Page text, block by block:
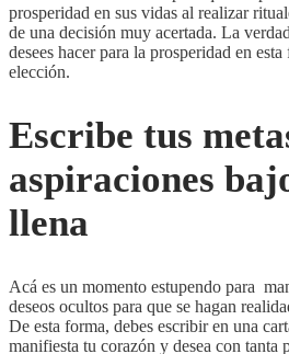
prosperidad en sus vidas al realizar
de una decisión muy acertada. La
desees hacer para la prosperidad en
elección.
Escribe tus
aspiraciones
llena
Acá es un momento estupendo para
deseos ocultos para que se hagan
De esta forma, debes escribir en una
manifiesta tu corazón y desea con tanta